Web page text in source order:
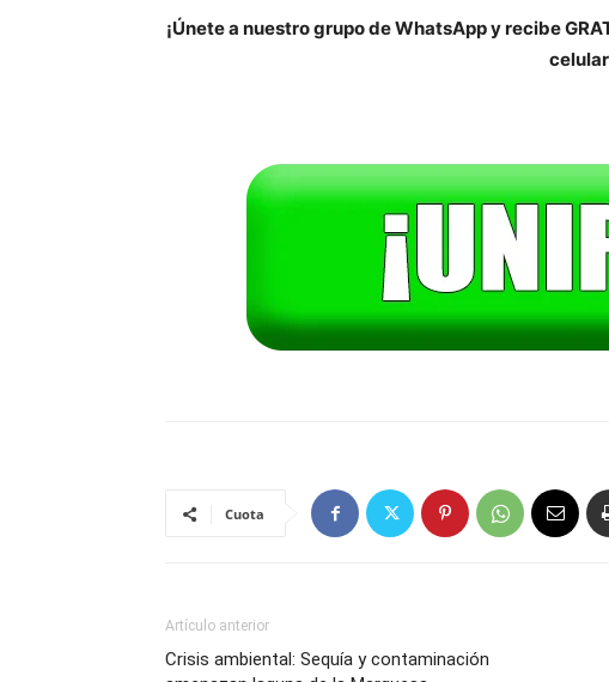
¡Únete a nuestro grupo de WhatsApp y recibe
Cuota
Artículo anterior
Crisis ambiental: Sequía y contaminación